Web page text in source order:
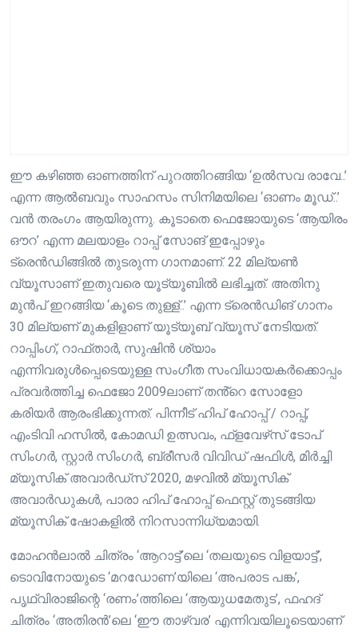
ഈ കഴിഞ്ഞ ഓണത്തിന് പുറത്തിറങ്ങിയ ‘ഉൽസവ രാവേ..’
എന്ന ആൽബവും സാഹസം സിനിമയിലെ ‘ഓണം മൂഡ്..’
വൻ തരംഗം ആയിരുന്നു. കൂടാതെ ഫെജോയുടെ ‘ആയിരം
ഔറ’ എന്ന മലയാളം റാപ്പ് സോങ് ഇപ്പോഴും
ട്രെൻഡിങ്ങിൽ തുടരുന്ന ഗാനമാണ്. 22 മില്യൺ
വ്യൂസാണ് ഇതുവരെ യൂട്യൂബിൽ ലഭിച്ചത്. അതിനു
മുൻപ് ഇറങ്ങിയ ‘കൂടെ തുള്ള്..’ എന്ന ട്രെൻഡിങ് ഗാനം
30 മില്യണ് മുകളിളാണ് യൂട്യൂബ് വ്യൂസ് നേടിയത്.
റാപ്പിംഗ്, റാഫ്താർ, സുഷിൻ ശ്യാം
എന്നിവരുൾപ്പെടെയുള്ള സംഗീത സംവിധായകർക്കൊപ്പം
പ്രവർത്തിച്ച ഫെജോ 2009ലാണ് തൻ്റെ സോളോ
കരിയർ ആരംഭിക്കുന്നത്. പിന്നീട് ഹിപ് ഹോപ്പ് / റാപ്പ്,
എംടിവി ഹസിൽ, കോമഡി ഉത്സവം, ഫ്‌ളവേഴ്‌സ് ടോപ്
സിംഗർ, സ്റ്റാർ സിംഗർ, ബ്രീസർ വിവിഡ് ഷഫിൾ, മിർച്ചി
മ്യൂസിക് അവാർഡ്‌സ് 2020, മഴവിൽ മ്യൂസിക്
അവാർഡുകൾ, പാരാ ഹിപ് ഹോപ്പ് ഫെസ്റ്റ് തുടങ്ങിയ
മ്യൂസിക് ഷോകളിൽ നിറസാന്നിധ്യമായി.
മോഹൻലാൽ ചിത്രം ‘ആറാട്ട്’ലെ ‘തലയുടെ വിളയാട്ട്’,
ടൊവിനോയുടെ ‘മറഡോണ’യിലെ ‘അപരാട പങ്ക’,
പൃഥ്വിരാജിന്റെ ‘രണം’ത്തിലെ ‘ആയുധമേതുട’, ഫഹദ്
ചിത്രം ‘അതിരൻ’ലെ ‘ഈ താഴ്വര’ എന്നിവയിലൂടെയാണ്